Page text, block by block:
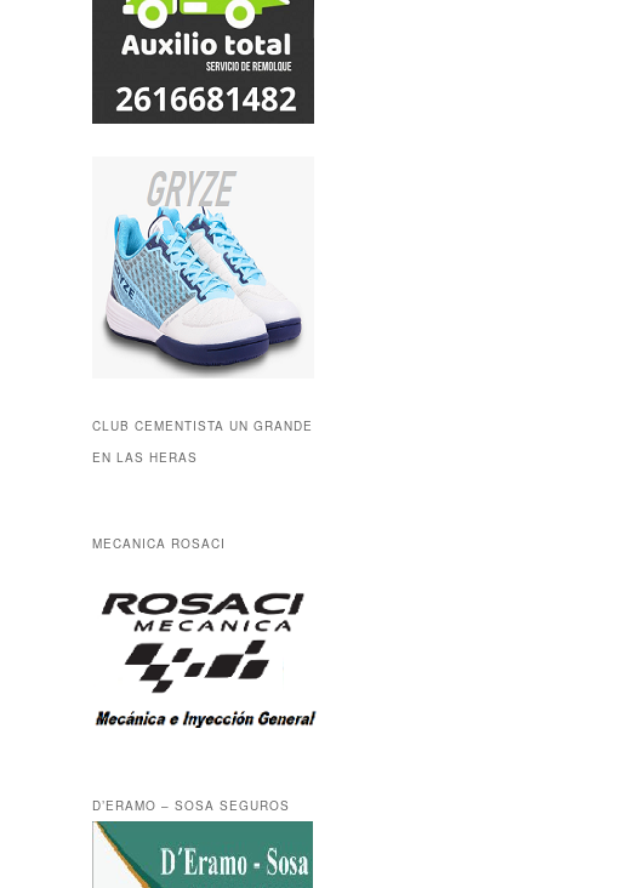
CLUB CEMENTISTA UN GRANDE
EN LAS HERAS
MECANICA ROSACI
D’ERAMO – SOSA SEGUROS